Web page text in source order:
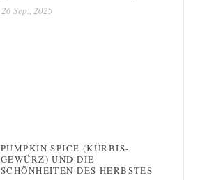
26 Sep., 2025
PUMPKIN SPICE (KÜRBIS-
GEWÜRZ) UND DIE
SCHÖNHEITEN DES HERBSTES